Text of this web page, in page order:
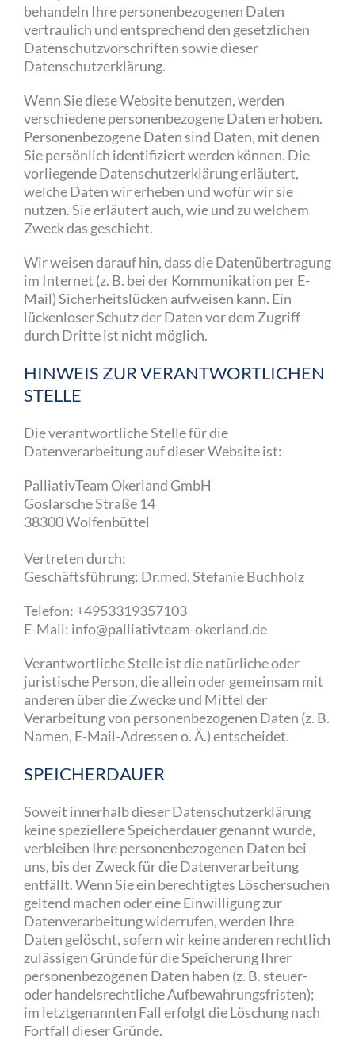
behandeln Ihre personenbezogenen Daten
vertraulich und entsprechend den gesetzlichen
Datenschutzvorschriften sowie dieser
Datenschutzerklärung.
Wenn Sie diese Website benutzen, werden
verschiedene personenbezogene Daten erhoben.
Personenbezogene Daten sind Daten, mit denen
Sie persönlich identifiziert werden können. Die
vorliegende Datenschutzerklärung erläutert,
welche Daten wir erheben und wofür wir sie
nutzen. Sie erläutert auch, wie und zu welchem
Zweck das geschieht.
Wir weisen darauf hin, dass die Datenübertragung
im Internet (z. B. bei der Kommunikation per E-
Mail) Sicherheitslücken aufweisen kann. Ein
lückenloser Schutz der Daten vor dem Zugriff
durch Dritte ist nicht möglich.
HINWEIS ZUR VERANTWORTLICHEN
STELLE
Die verantwortliche Stelle für die
Datenverarbeitung auf dieser Website ist:
PalliativTeam Okerland GmbH
Goslarsche Straße 14
38300 Wolfenbüttel
Vertreten durch:
Geschäftsführung: Dr.med. Stefanie Buchholz
Telefon: +4953319357103
E-Mail: info@palliativteam-okerland.de
Verantwortliche Stelle ist die natürliche oder
juristische Person, die allein oder gemeinsam mit
anderen über die Zwecke und Mittel der
Verarbeitung von personenbezogenen Daten (z. B.
Namen, E-Mail-Adressen o. Ä.) entscheidet.
SPEICHERDAUER
Soweit innerhalb dieser Datenschutzerklärung
keine speziellere Speicherdauer genannt wurde,
verbleiben Ihre personenbezogenen Daten bei
uns, bis der Zweck für die Datenverarbeitung
entfällt. Wenn Sie ein berechtigtes Löschersuchen
geltend machen oder eine Einwilligung zur
Datenverarbeitung widerrufen, werden Ihre
Daten gelöscht, sofern wir keine anderen rechtlich
zulässigen Gründe für die Speicherung Ihrer
personenbezogenen Daten haben (z. B. steuer-
oder handelsrechtliche Aufbewahrungsfristen);
im letztgenannten Fall erfolgt die Löschung nach
Fortfall dieser Gründe.